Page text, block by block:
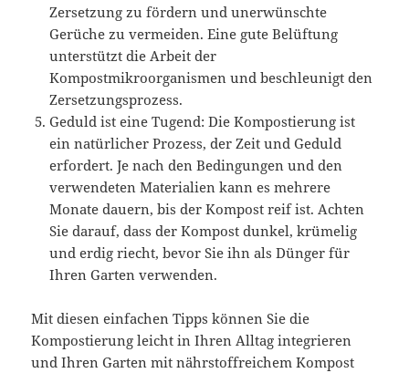
Zersetzung zu fördern und unerwünschte
Gerüche zu vermeiden. Eine gute Belüftung
unterstützt die Arbeit der
Kompostmikroorganismen und beschleunigt den
Zersetzungsprozess.
Geduld ist eine Tugend: Die Kompostierung ist
ein natürlicher Prozess, der Zeit und Geduld
erfordert. Je nach den Bedingungen und den
verwendeten Materialien kann es mehrere
Monate dauern, bis der Kompost reif ist. Achten
Sie darauf, dass der Kompost dunkel, krümelig
und erdig riecht, bevor Sie ihn als Dünger für
Ihren Garten verwenden.
Mit diesen einfachen Tipps können Sie die
Kompostierung leicht in Ihren Alltag integrieren
und Ihren Garten mit nährstoffreichem Kompost